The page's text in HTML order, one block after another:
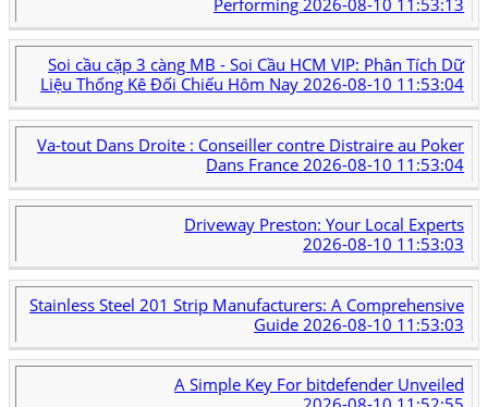
Soi cầu cặp 3 càng MB - Soi Cầu HCM VIP: Phân Tích Dữ
Liệu Thống Kê Đối Chiếu Hôm Nay2026-08-10 11:53:04
Va-tout Dans Droite : Conseiller contre Distraire au Poker
Dans France 2026-08-10 11:53:04
Driveway Preston: Your Local Experts
2026-08-10 11:53:03
Stainless Steel 201 Strip Manufacturers: A Comprehensive
Guide 2026-08-10 11:53:03
A Simple Key For bitdefender Unveiled